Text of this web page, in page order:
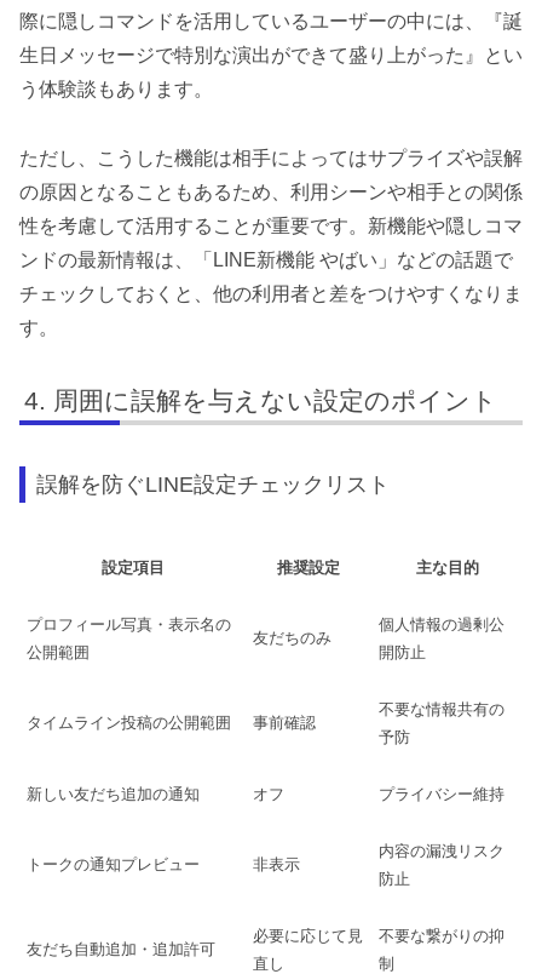
際に隠しコマンドを活用しているユーザーの中には、『誕
生日メッセージで特別な演出ができて盛り上がった』とい
う体験談もあります。
ただし、こうした機能は相手によってはサプライズや誤解
の原因となることもあるため、利用シーンや相手との関係
性を考慮して活用することが重要です。新機能や隠しコマ
ンドの最新情報は、「LINE新機能 やばい」などの話題で
チェックしておくと、他の利用者と差をつけやすくなりま
す。
周囲に誤解を与えない設定のポイント
誤解を防ぐLINE設定チェックリスト
設定項目 推奨設定 主な目的
プロフィール写真・表示名の
公開範囲
友だちのみ
個人情報の過剰公
開防止
タイムライン投稿の公開範囲 事前確認
不要な情報共有の
予防
新しい友だち追加の通知 オフ プライバシー維持
トークの通知プレビュー 非表示
内容の漏洩リスク
防止
友だち自動追加・追加許可
必要に応じて見
直し
不要な繋がりの抑
制